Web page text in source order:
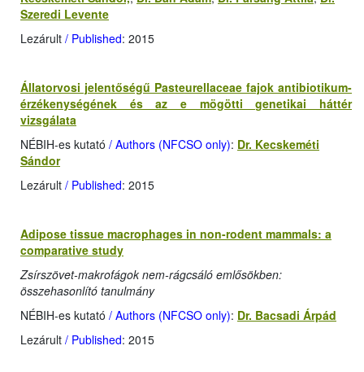
Szeredi Levente
Lezárult / Published: 2015
Állatorvosi jelentőségű Pasteurellaceae fajok antibiotikum-
érzékenységének és az e mögötti genetikai háttér
vizsgálata
NÉBIH-es kutató / Authors (NFCSO only): Dr. Kecskeméti
Sándor
Lezárult / Published: 2015
Adipose tissue macrophages in non-rodent mammals: a
comparative study
Zsírszövet-makrofágok nem-rágcsáló emlősökben:
összehasonlító tanulmány
NÉBIH-es kutató / Authors (NFCSO only): Dr. Bacsadi Árpád
Lezárult / Published: 2015